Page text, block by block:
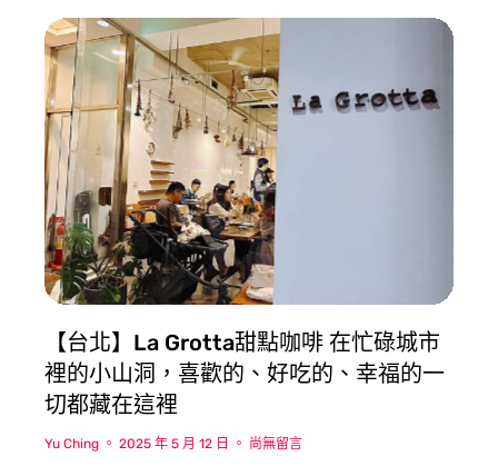
種加價湯底可以選擇。
接著就是挑選主餐的部分，豬、牛、羊、海鮮、素食
均有，如果想要吃極品好料這裡也有日本A5和牛與
澳洲和牛可以選擇。
食量比較大的人也可以選擇20盎司超大份量的肉
盤，若是兩人或四人同行，則可以選擇兩人或四人套
餐，品項就會更為豐盛多樣。
套餐裡面均已包含菜盤、主餐、副餐、飲品、甜點以
及一顆土雞蛋。
我們今天選擇的是雙人海陸套餐（$1488），內容
包含有手工虱目魚皮漿、草蝦、白蝦、胭脂蝦、藍鑽
蝦、大花蝦、活跳蝦、蛤蠣、透抽、生蠔、鮑魚還有
10盎司的肉品。
肉品則有台灣黑豚肉、牛腹肉、土雞腿肉及小羔羊可
以選兩種總共10盎司，份量絕對很夠兩個人吃。
⬆原味昆布湯
⬇日式壽喜燒
【台北】La Grotta甜點咖啡 在忙碌城市
裡的小山洞，喜歡的、好吃的、幸福的一
切都藏在這裡
Yu Ching 2025 年 5 月 12 日 尚無留言